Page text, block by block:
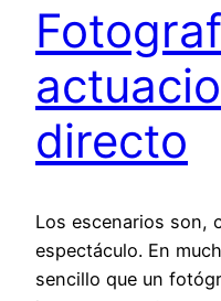
directo
Los escenarios son,
espectáculo. En
sencillo que un